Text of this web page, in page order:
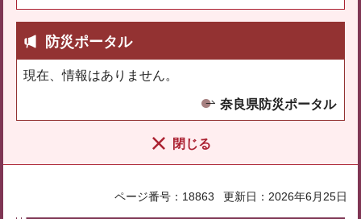
防災ポータル
現在、情報はありません。
奈良県防災ポータル
閉じる
ページ番号：18863 更新日：2026年6月25日